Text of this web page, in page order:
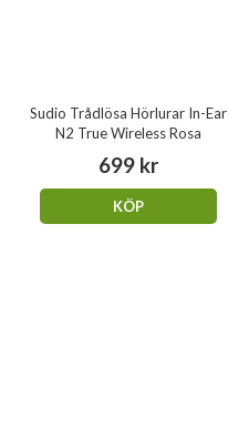
Sudio Trådlösa Hörlurar In-Ear
N2 True Wireless Rosa
699 kr
KÖP